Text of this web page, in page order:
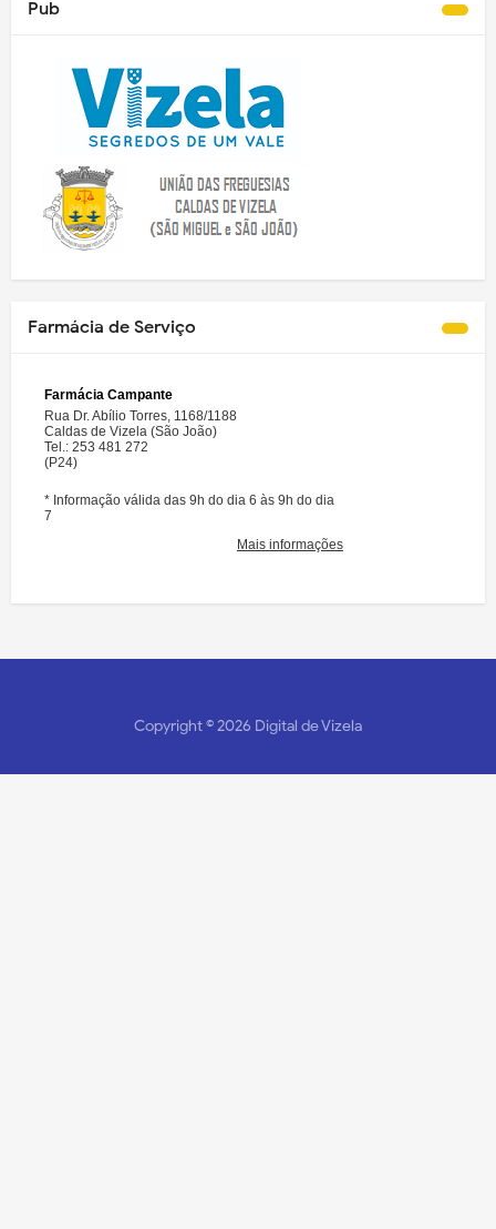
Pub
Farmácia de Serviço
Copyright ©2026 Digital de Vizela